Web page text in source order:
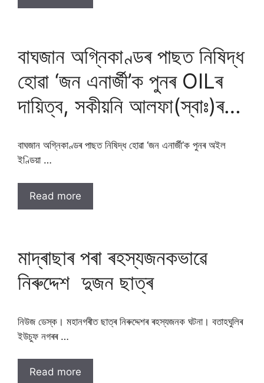
বাঘজান অগ্নিকাণ্ডৰ পাছত নিষিদ্ধ
হোৱা ‘জন এনাৰ্জী’ক পুনৰ OILৰ
দায়িত্ব, সকীয়নি আলফা(স্বাঃ)ৰ…
বাঘজান অগ্নিকাণ্ডৰ পাছত নিষিদ্ধ হোৱা ‘জন এনাৰ্জী’ক পুনৰ অইল
ইণ্ডিয়া …
Read more
মাদ্ৰাছাৰ পৰা ৰহস্যজনকভাৱে
নিৰুদ্দেশ দুজন ছাত্ৰ
নিউজ ডেস্ক। মহানগৰীত ছাত্ৰ নিৰুদ্দেশৰ ৰহস্যজনক ঘটনা। বতাহঘুলিৰ
ইউচুফ নগৰৰ …
Read more